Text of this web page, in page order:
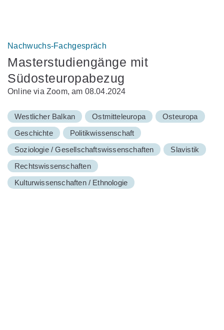
Nachwuchs-Fachgespräch
Masterstudiengänge mit
Südosteuropabezug
Online via Zoom, am 08.04.2024
Westlicher Balkan Ostmitteleuropa
Osteuropa
Geschichte
Politikwissenschaft
Soziologie / Gesellschaftswissenschaften
Slavistik
Rechtswissenschaften
Kulturwissenschaften / Ethnologie